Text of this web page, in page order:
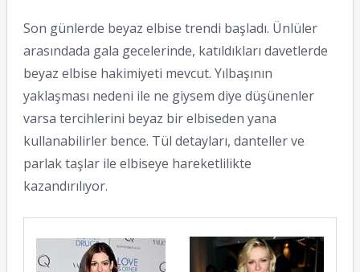
Son günlerde beyaz elbise trendi başladı. Ünlüler
arasındada gala gecelerinde, katıldıkları davetlerde
beyaz elbise hakimiyeti mevcut. Yılbaşının
yaklaşması nedeni ile ne giysem diye düşünenler
varsa tercihlerini beyaz bir elbiseden yana
kullanabilirler bence. Tül detayları, danteller ve
parlak taşlar ile elbiseye hareketlilikte
kazandırılıyor.